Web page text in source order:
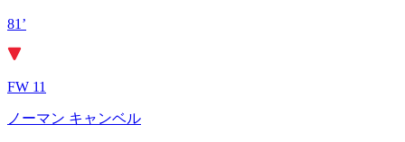
81’
FW 11
ノーマン キャンベル